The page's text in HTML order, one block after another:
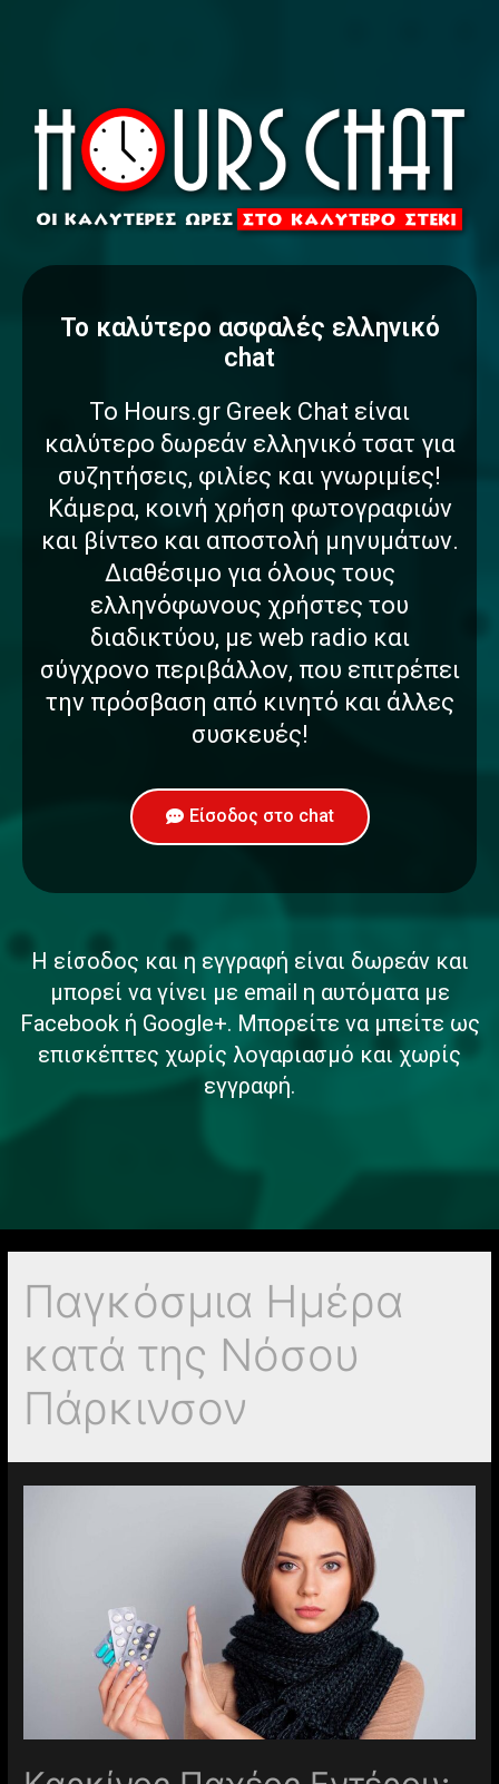
To καλύτερο ασφαλές ελληνικό
chat
Το Hours.gr Greek Chat είναι
καλύτερο δωρεάν ελληνικό τσατ για
συζητήσεις, φιλίες και γνωριμίες!
Κάμερα, κοινή χρήση φωτογραφιών
και βίντεο και αποστολή μηνυμάτων.
Διαθέσιμο για όλους τους
ελληνόφωνους χρήστες του
διαδικτύου, με web radio και
σύγχρονο περιβάλλον, που επιτρέπει
την πρόσβαση από κινητό και άλλες
συσκευές!
Είσοδος στο chat
Η είσοδος και η εγγραφή είναι δωρεάν και
μπορεί να γίνει με email η αυτόματα με
Facebook ή Google+. Μπορείτε να μπείτε ως
επισκέπτες χωρίς λογαριασμό και χωρίς
εγγραφή.
Παγκόσμια Ημέρα
κατά της Νόσου
Πάρκινσον